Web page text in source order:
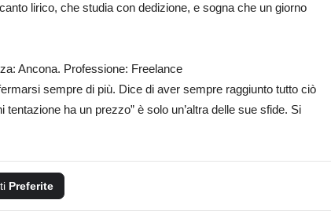
lirico, che studia con dedizione, e sogna che un giorno
Ancona. Professione: Freelance
sempre di più. Dice di aver sempre raggiunto tutto ciò
ha un prezzo” è solo un’altra delle sue sfide. Si
Preferite